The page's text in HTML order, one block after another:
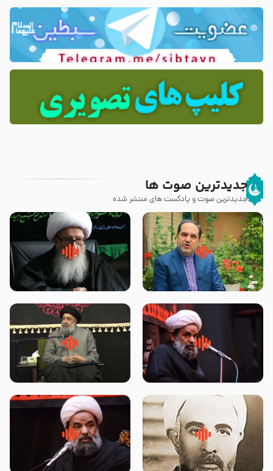
جدیدترین صوت ها
جدیدترین صوت و پادکست های منتشر شده
پیامبر صلی الله علیه وآله و سلم
فرمودند وای بر بچه های آخر
زوّار اربعین امام حسین (علیه
السلام) با این اشتیاق به زیارت
روضه جانسوز پاره های جگر امام
حسن مجتبی علیه السلام-حجت
لقب حضرت رقیه سلام الله علیها به
چه معناست – حجت الاسلام علوی
روضه‌ی مجلس یزید ملعون و
اسارت اهل‌بیت علیهم‌السلام –
سلام جوانی که امام حسین علیه
السلام خودش جوابش را دادند